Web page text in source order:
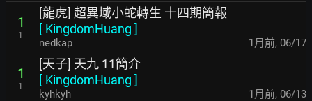
1
1
[龍虎] 超異域小蛇轉生 十四期簡報
[ KingdomHuang ]
nedkap 1月前, 06/17
1
1
[天子] 天九 11簡介
[ KingdomHuang ]
kyhkyh 1月前, 06/13